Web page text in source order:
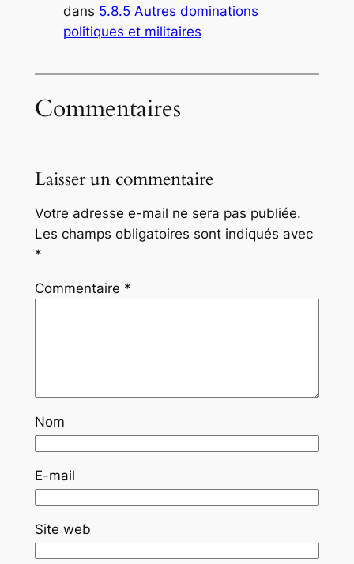
dans 5.8.5 Autres dominations
politiques et militaires
Commentaires
Laisser un commentaire
Votre adresse e-mail ne sera pas publiée.
Les champs obligatoires sont indiqués avec
*
Commentaire *
Nom
E-mail
Site web